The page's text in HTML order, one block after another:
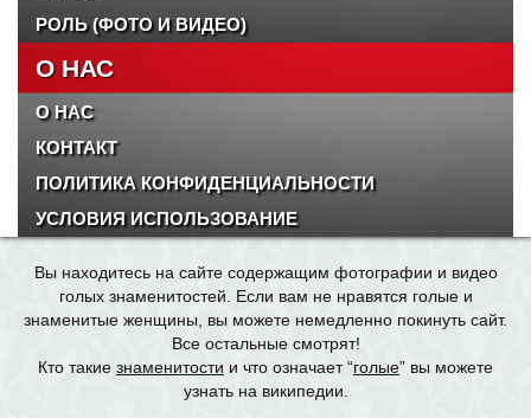
РОЛЬ (ФОТО И ВИДЕО)
О НАС
О НАС
КОНТАКТ
ПОЛИТИКА КОНФИДЕНЦИАЛЬНОСТИ
УСЛОВИЯ ИСПОЛЬЗОВАНИЕ
Вы находитесь на сайте содержащим фотографии и видео
голых знаменитостей. Если вам не нравятся голые и
знаменитые женщины, вы можете немедленно покинуть сайт.
Все остальные смотрят!
Кто такие знаменитости и что означает “голые” вы можете
узнать на википедии.